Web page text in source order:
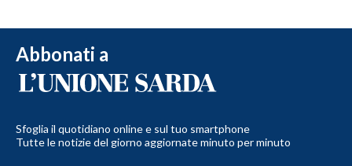
Abbonati a
Sfoglia il quotidiano online e sul tuo smartphone
Tutte le notizie del giorno aggiornate minuto per minuto